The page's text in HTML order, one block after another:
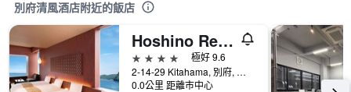
別府清風酒店附近的飯店
Hoshino Resorts Kai Beppu
4星級
極好 9.6
2-14-29 Kitahama, 別府, 日本
0.0公里 距離市中心